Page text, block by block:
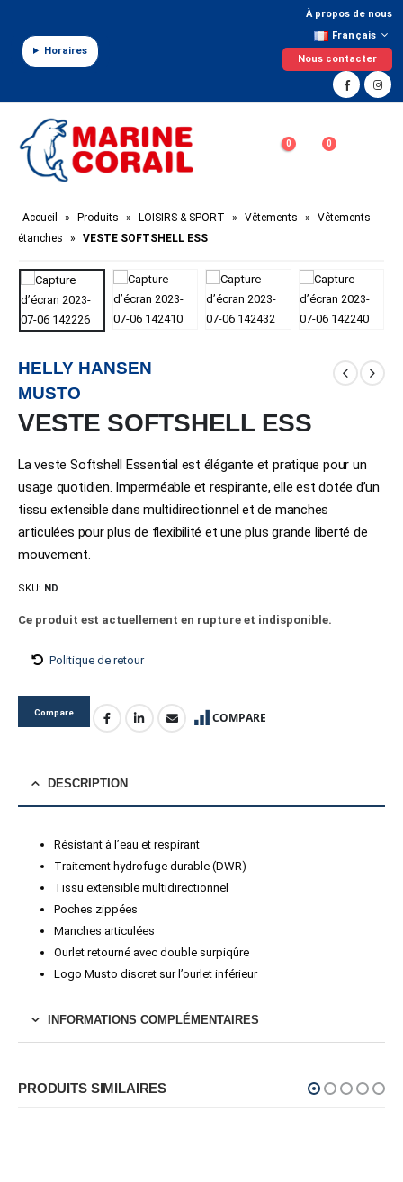
Horaires
À propos de nous
Français
Nous contacter
0 0
Accueil » Produits » LOISIRS & SPORT » Vêtements »
Vêtements
étanches
» VESTE SOFTSHELL ESS
HELLY HANSEN
MUSTO
VESTE SOFTSHELL ESS
La veste Softshell Essential est élégante et pratique pour un
usage quotidien. Imperméable et respirante, elle est dotée d’un
tissu extensible dans multidirectionnel et de manches
articulées pour plus de flexibilité et une plus grande liberté de
mouvement.
SKU: ND
Ce produit est actuellement en rupture et indisponible.
Politique de retour
Compare COMPARE
DESCRIPTION
Résistant à l’eau et respirant
Traitement hydrofuge durable (DWR)
Tissu extensible multidirectionnel
Poches zippées
Manches articulées
Ourlet retourné avec double surpiqûre
Logo Musto discret sur l’ourlet inférieur
INFORMATIONS COMPLÉMENTAIRES
PRODUITS SIMILAIRES